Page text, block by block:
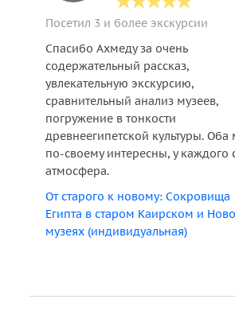
Посетил 3 и более экскурсии
Спасибо Ахмеду за очень
содержательный рассказ,
увлекательную экскурсию,
сравнительный анализ музеев,
погружение в тонкости
древнеегипетской культуры. Оба
по-своему интересны, у каждого
атмосфера.
От старого к новому: Сокровища
Египта в старом Каирском и
музеях (индивидуальная)